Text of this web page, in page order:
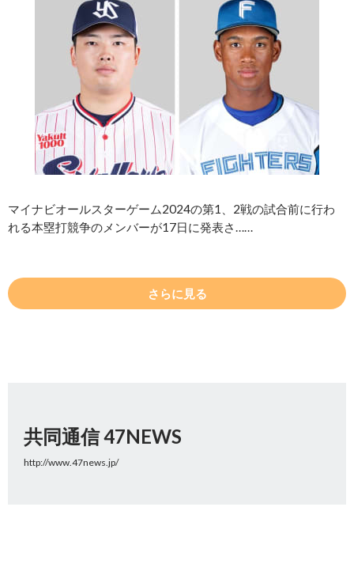
マイナビオールスターゲーム2024の第1、2戦の試合前に行わ
れる本塁打競争のメンバーが17日に発表さ……
さらに見る
共同通信 47NEWS
http://www.47news.jp/